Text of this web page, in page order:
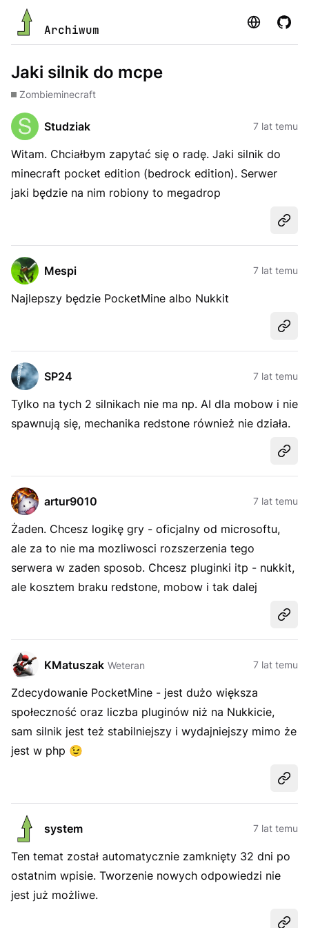
Archiwum Strona
Jaki silnik do mcpe
Zombieminecraft
Studziak 7 lat temu
Witam. Chciałbym zapytać się o radę. Jaki silnik do
minecraft pocket edition (bedrock edition). Serwer
jaki będzie na nim robiony to megadrop
Mespi 7 lat temu
Najlepszy będzie PocketMine albo Nukkit
SP24 7 lat temu
Tylko na tych 2 silnikach nie ma np. AI dla mobow i nie
spawnują się, mechanika redstone również nie działa.
artur9010 7 lat temu
Żaden. Chcesz logikę gry - oficjalny od microsoftu,
ale za to nie ma mozliwosci rozszerzenia tego
serwera w zaden sposob. Chcesz pluginki itp - nukkit,
ale kosztem braku redstone, mobow i tak dalej
KMatuszak Weteran 7 lat temu
Zdecydowanie PocketMine - jest dużo większa
społeczność oraz liczba pluginów niż na Nukkicie,
sam silnik jest też stabilniejszy i wydajniejszy mimo że
jest w php 😉
system 7 lat temu
Ten temat został automatycznie zamknięty 32 dni po
ostatnim wpisie. Tworzenie nowych odpowiedzi nie
jest już możliwe.